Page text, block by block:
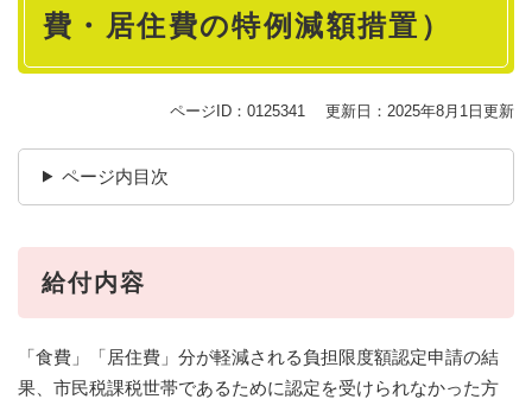
費・居住費の特例減額措置）
ページID：0125341 更新日：2025年8月1日更新
ページ内目次
給付内容
「食費」「居住費」分が軽減される負担限度額認定申請の結
果、市民税課税世帯であるために認定を受けられなかった方